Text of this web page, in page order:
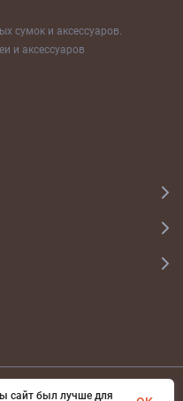
сумок и аксессуаров.
и аксессуаров
сайт был лучше для